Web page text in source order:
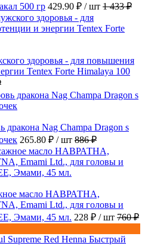
500 гр 429.90 ₽ / шт 1 433 ₽
здоровья - для повышения
Tentex Forte Himalaya 100
дракона Nag Champa Dragon s
265.80 ₽ / шт 886 ₽
масло НАВРАТНА,
Emami Ltd., для головы и
Эмами, 45 мл. 228 ₽ / шт 760 ₽
Быстрый